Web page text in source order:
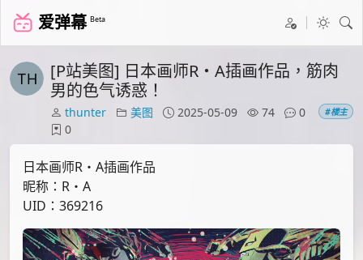
爱弹幕 Beta
[P站美图] 日本画师R・A插画作品，筋肉
男的色气诱惑！
thunter 美图 2025-05-09 74
0
0
#楼主
日本画师R・A插画作品
昵称：R・A
UID：369216